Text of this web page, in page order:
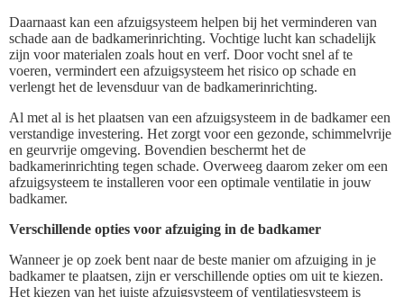
Daarnaast kan een afzuigsysteem helpen bij het verminderen van
schade aan de badkamerinrichting. Vochtige lucht kan schadelijk
zijn voor materialen zoals hout en verf. Door vocht snel af te
voeren, vermindert een afzuigsysteem het risico op schade en
verlengt het de levensduur van de badkamerinrichting.
Al met al is het plaatsen van een afzuigsysteem in de badkamer een
verstandige investering. Het zorgt voor een gezonde, schimmelvrije
en geurvrije omgeving. Bovendien beschermt het de
badkamerinrichting tegen schade. Overweeg daarom zeker om een
afzuigsysteem te installeren voor een optimale ventilatie in jouw
badkamer.
Verschillende opties voor afzuiging in de badkamer
Wanneer je op zoek bent naar de beste manier om afzuiging in je
badkamer te plaatsen, zijn er verschillende opties om uit te kiezen.
Het kiezen van het juiste afzuigsysteem of ventilatiesysteem is